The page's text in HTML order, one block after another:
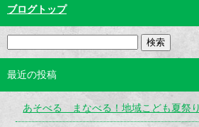
ブログトップ
最近の投稿
あそべる まなべる！地域こども夏祭